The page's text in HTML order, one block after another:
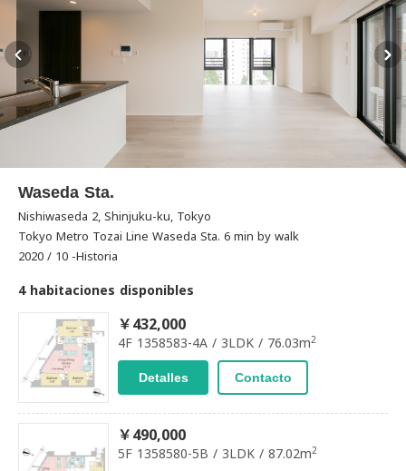
Waseda Sta.
Nishiwaseda 2, Shinjuku-ku, Tokyo
Tokyo Metro Tozai Line Waseda Sta. 6 min by walk
2020 / 10 -Historia
4 habitaciones disponibles
￥432,000
4F 1358583-4A / 3LDK / 76.03m2
Detalles Contacto
￥490,000
5F 1358580-5B / 3LDK / 87.02m2